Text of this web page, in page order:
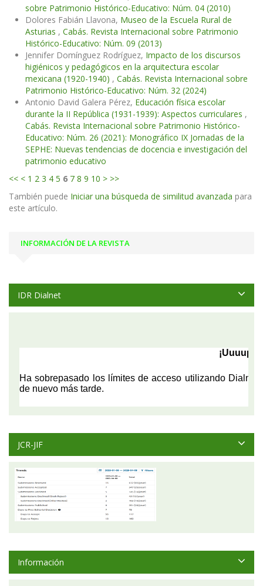
sobre Patrimonio Histórico-Educativo: Núm. 04 (2010)
Dolores Fabián Llavona, Museo de la Escuela Rural de
Asturias , Cabás. Revista Internacional sobre Patrimonio
Histórico-Educativo: Núm. 09 (2013)
Jennifer Domínguez Rodríguez, Impacto de los discursos
higiénicos y pedagógicos en la arquitectura escolar
mexicana (1920-1940) , Cabás. Revista Internacional sobre
Patrimonio Histórico-Educativo: Núm. 32 (2024)
Antonio David Galera Pérez, Educación física escolar
durante la II República (1931-1939): Aspectos curriculares ,
Cabás. Revista Internacional sobre Patrimonio Histórico-
Educativo: Núm. 26 (2021): Monográfico IX Jornadas de la
SEPHE: Nuevas tendencias de docencia e investigación del
patrimonio educativo
<< < 1 2 3 4 5 6 7 8 9 10 > >>
También puede Iniciar una búsqueda de similitud avanzada para
este artículo.
INFORMACIÓN DE LA REVISTA
IDR Dialnet
JCR-JIF
Información